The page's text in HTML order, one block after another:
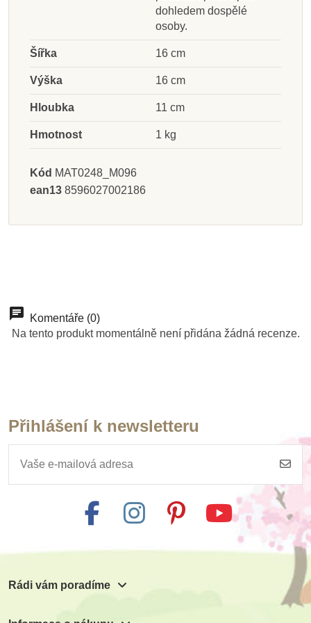
dohledem dospělé
osoby.
Šířka 16 cm
Výška 16 cm
Hloubka 11 cm
Hmotnost 1 kg
Kód MAT0248_M096
ean13 8596027002186
Komentáře (0)
Na tento produkt momentálně není přidána žádná recenze.
Přihlášení k newsletteru
Rádi vám poradíme